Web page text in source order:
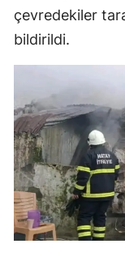
çevredekiler
bildirildi.